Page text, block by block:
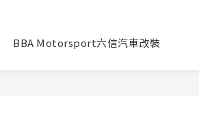
BBA Motorsport六信汽車改裝